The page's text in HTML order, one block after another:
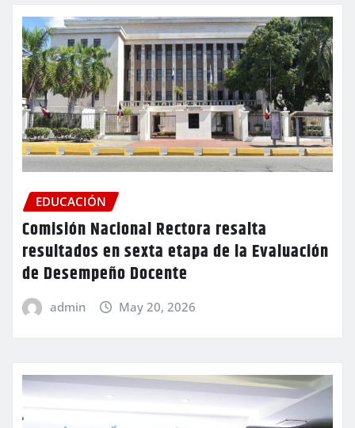
EDUCACIÓN
Comisión Nacional Rectora resalta
resultados en sexta etapa de la Evaluación
de Desempeño Docente
admin May 20, 2026